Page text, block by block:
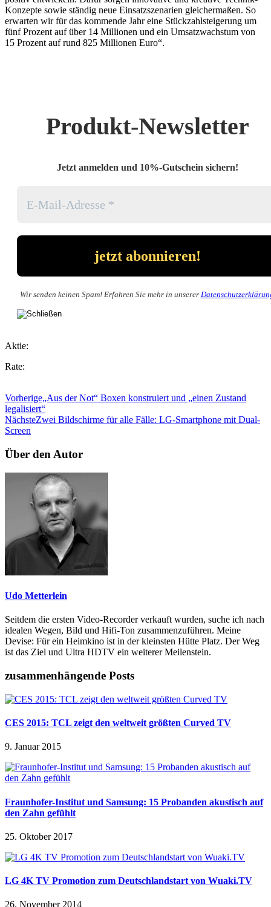
Konzepte sowie ständig neue Einsatzszenarien gleichermaßen. So
erwarten wir für das kommende Jahr eine Stückzahlsteigerung um
fünf Prozent auf über 14 Millionen und ein Umsatzwachstum von
15 Prozent auf rund 825 Millionen Euro“.
Produkt-Newsletter
Jetzt anmelden und 10%-Gutschein sichern!
Wir senden keinen Spam! Erfahren Sie mehr in unserer
Aktie:
Rate:
Vorherige„Aus der Not“ Boxen konstruiert und „einen Zustand
legalisiert“
NächsteZwei Bildschirme für alle Fälle: LG-Smartphone mit Dual-
Screen
Über den Autor
Udo Metterlein
Seitdem die ersten Video-Recorder verkauft wurden, suche ich nach
idealen Wegen, Bild und Hifi-Ton zusammenzuführen. Meine
Devise: Für ein Heimkino ist in der kleinsten Hütte Platz. Der Weg
ist das Ziel und Ultra HDTV ein weiterer Meilenstein.
zusammenhängende Posts
CES 2015: TCL zeigt den weltweit größten Curved TV
9. Januar 2015
Fraunhofer-Institut und Samsung: 15 Probanden akustisch auf
den Zahn gefühlt
25. Oktober 2017
LG 4K TV Promotion zum Deutschlandstart von Wuaki.TV
26. November 2014